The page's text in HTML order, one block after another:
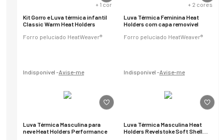
+ 1 cor
Kit Gorro e Luva térmica infantil
Classic Warm Heat Holders
Forro peluciado HeatWeaver®
Indisponível -Avise-me
+ 2 cores
Luva Térmica Feminina Heat
Holders com capa removível
Forro peluciado HeatWeaver®
Indisponível -Avise-me
Luva Térmica Masculina para
neve Heat Holders Performance
Luva Térmica Masculina Heat
Holders Revelstoke Soft Shell